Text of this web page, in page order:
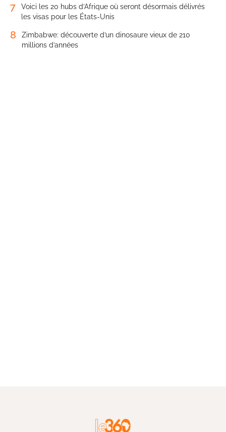
7
Voici les 20 hubs d’Afrique où seront désormais délivrés
les visas pour les États-Unis
8
Zimbabwe: découverte d’un dinosaure vieux de 210
millions d’années